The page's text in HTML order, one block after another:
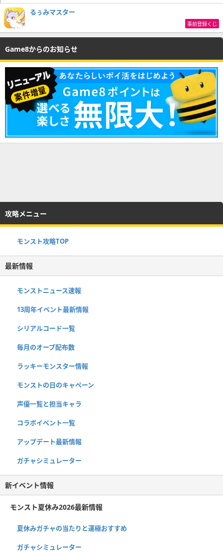
るぅみマスター
事前登録くじ
Game8からのお知らせ
攻略メニュー
モンスト攻略TOP
最新情報
モンストニュース速報
13周年イベント最新情報
シリアルコード一覧
毎月のオーブ配布数
ラッキーモンスター情報
モンストの日のキャペーン
声優一覧と担当キャラ
コラボイベント一覧
アップデート最新情報
ガチャシミュレーター
新イベント情報
モンスト夏休み2026最新情報
夏休みガチャの当たりと運極おすすめ
ガチャシミュレーター